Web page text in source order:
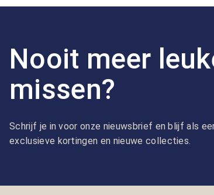
Nooit meer
missen?
Schrijf je in voor onze nieuwsbrief en blijf als
exclusieve kortingen en nieuwe collecties.